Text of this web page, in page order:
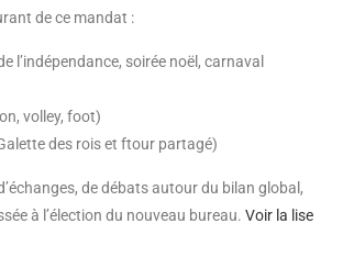
de ce mandat :
l’indépendance, soirée noël, carnaval
volley, foot)
des rois et ftour partagé)
de débats autour du bilan global,
à l’élection du nouveau bureau. Voir la lise